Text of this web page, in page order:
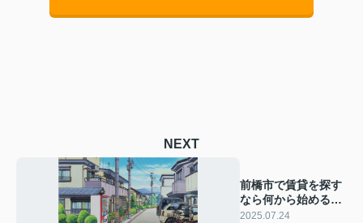
NEXT
前橋市で賃貸を探す
なら何から始めるべ
き？探し方や失敗し
2025.07.24